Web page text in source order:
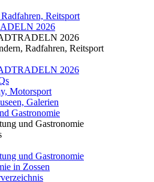
Reitsport
2026
2026
Radfahren, Reitsport
2026
Motorsport
Galerien
Gastronomie
und Gastronomie
und Gastronomie
in Zossen